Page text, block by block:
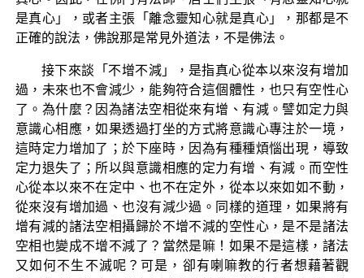
是真心」，或者主張「離念靈知心就是真心」，那都是不
正確的說法，佛說那是常見外道法，不是佛法。
接下來談「不增不減」，是指真心從本以來沒有增加
過，未來也不會減少，能夠符合這個體性，也只有空性心
了。為什麼？因為諸法空相從來有增、有減。譬如定力與
意識心相應，如果透過打坐的方式將意識心專注於一境，
這時定力增加了；於下座時，因為有種種煩惱出現，導致
定力退失了；所以與意識相應的定力有增、有減。而空性
心從本以來不在定中、也不在定外，從本以來如如不動，
從來沒有增加過、也沒有減少過。同樣的道理，如果將有
增有減的諸法空相攝歸於不增不減的空性心，是不是諸法
空相也變成不增不減了？當然是嘛！如果不是這樣，諸法
又如何不生不滅呢？可是，卻有喇嘛教的行者想藉著觀